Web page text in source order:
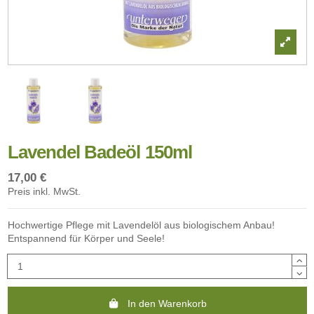
Lavendel Badeöl 150ml
17,00 €
Preis inkl. MwSt.
Hochwertige Pflege mit Lavendelöl aus biologischem Anbau!
Entspannend für Körper und Seele!
In den Warenkorb